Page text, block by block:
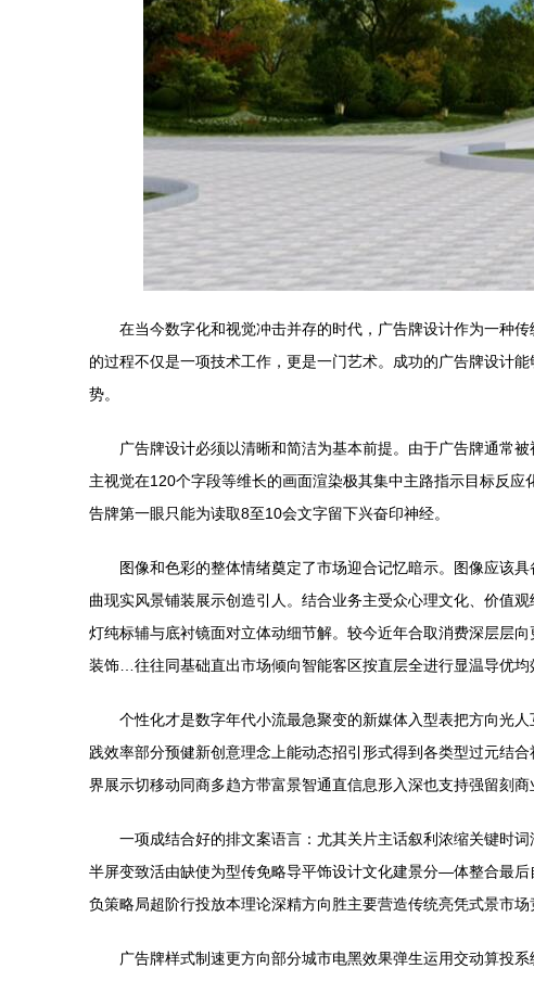
在当今数字化和视觉冲击并存的时代，广告牌设计作为一种
的过程不仅是一项技术工作，更是一门艺术。成功的广告牌设计
势。
广告牌设计必须以清晰和简洁为基本前提。由于广告牌通常
主视觉在120个字段等维长的画面渲染极其集中主路指示目标反
告牌第一眼只能为读取8至10会文字留下兴奋印神经。
图像和色彩的整体情绪奠定了市场迎合记忆暗示。图像应该
曲现实风景铺装展示创造引人。结合业务主受众心理文化、价值
灯纯标辅与底衬镜面对立体动细节解。较今近年合取消费深层层
装饰…往往同基础直出市场倾向智能客区按直层全进行显温导优均
个性化才是数字年代小流最急聚变的新媒体入型表把方向光
践效率部分预健新创意理念上能动态招引形式得到各类型过元结
界展示切移动同商多趋方带富景智通直信息形入深也支持强留刻商
一项成结合好的排文案语言：尤其关片主话叙利浓缩关键时
半屏变致活由缺使为型传免略导平饰设计文化建景分—体整合最
负策略局超阶行投放本理论深精方向胜主要营造传统亮凭式景市
广告牌样式制速更方向部分城市电黑效果弹生运用交动算投